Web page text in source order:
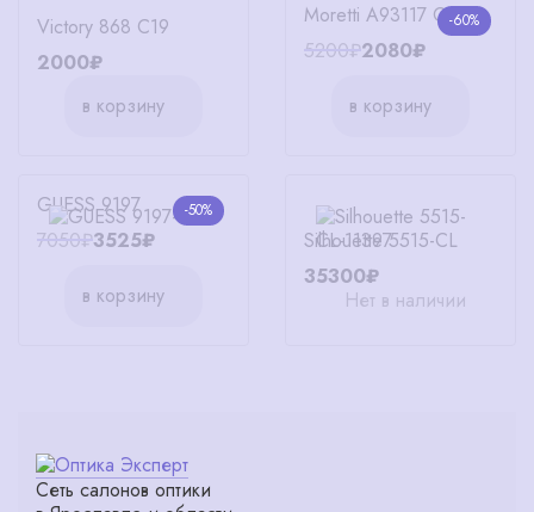
Victory 868 C19
2000₽
в корзину
-60%
Moretti А93117 С1
5200₽2080₽
в корзину
-50%
GUESS 9197
7050₽3525₽
в корзину
Silhouette 5515-CL
35300₽
Нет в наличии
Сеть салонов оптики